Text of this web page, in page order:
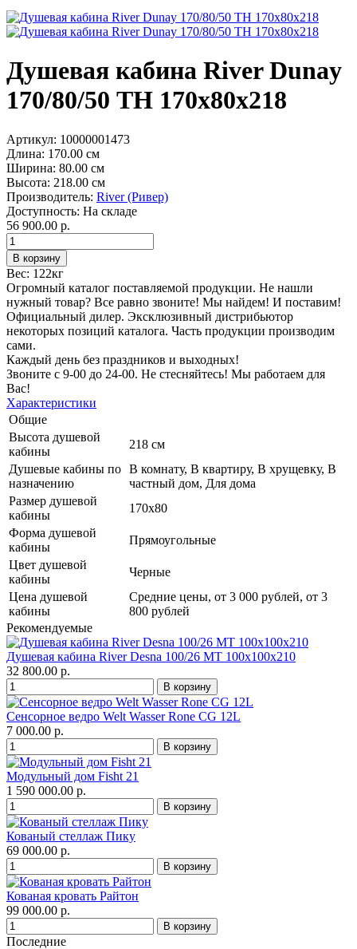
Душевая кабина River Dunay
170/80/50 ТН 170х80х218
Артикул: 10000001473
Длина: 170.00 см
Ширина: 80.00 см
Высота: 218.00 см
Производитель: River (Ривер)
Доступность: На складе
56 900.00 р.
Вес: 122кг
Огромный каталог поставляемой продукции. Не нашли
нужный товар? Все равно звоните! Мы найдем! И поставим!
Официальный дилер. Эксклюзивный дистрибьютор
некоторых позиций каталога. Часть продукции производим
сами.
Каждый день без праздников и выходных!
Звоните с 9-00 до 24-00. Не стесняйтесь! Мы работаем для
Вас!
Характеристики
Общие
Высота душевой
кабины
218 см
Душевые кабины по
назначению
В комнату, В квартиру, В хрущевку, В
частный дом, Для дома
Размер душевой
кабины
170х80
Форма душевой
кабины
Прямоугольные
Цвет душевой
кабины
Черные
Цена душевой
кабины
Средние цены, от 3 000 рублей, от 3
800 рублей
Рекомендуемые
Душевая кабина River Desna 100/26 МТ 100х100х210
32 800.00 р.
Сенсорное ведро Welt Wasser Rone CG 12L
7 000.00 р.
Модульный дом Fisht 21
1 590 000.00 р.
Кованый стеллаж Пику
69 000.00 р.
Кованая кровать Райтон
99 000.00 р.
Последние